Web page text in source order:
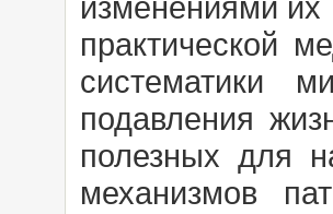
практической
систематики
подавления
полезных для
механизмов